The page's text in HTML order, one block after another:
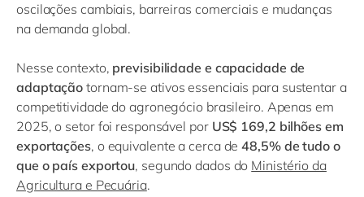
oscilações cambiais, barreiras comerciais e mudanças
na demanda global.
Nesse contexto, previsibilidade e capacidade de
adaptação tornam-se ativos essenciais para sustentar a
competitividade do agronegócio brasileiro. Apenas em
2025, o setor foi responsável por US$ 169,2 bilhões em
exportações, o equivalente a cerca de48,5% de tudo o
que o país exportou, segundo dados do Ministério da
Agricultura e Pecuária.